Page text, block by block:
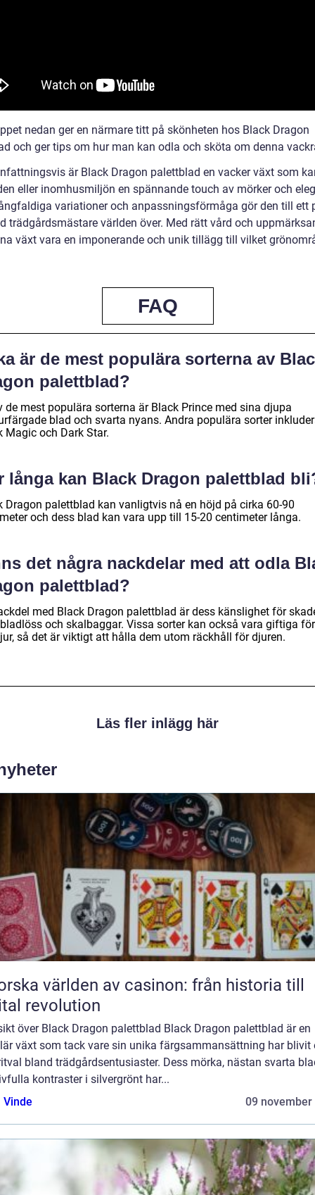
nedan ger en närmare titt på skönheten hos Black Dragon
och ger tips om hur man kan odla och sköta om denna
är Black Dragon palettblad en vacker växt som
eller inomhusmiljön en spännande touch av mörker och
variationer och anpassningsförmåga gör den till ett
trädgårdsmästare världen över. Med rätt vård och
växt vara en imponerande och unik tillägg till vilket
FAQ
är de mest populära sorterna av
palettblad?
de mest populära sorterna är Black Prince med sina djupa
blad och svarta nyans. Andra populära sorter
Magic och Dark Star.
långa kan Black Dragon palettblad
Dragon palettblad kan vanligtvis nå en höjd på cirka 60-90
och dess blad kan vara upp till 15-20 centimeter långa.
det några nackdelar med att odla
palettblad?
med Black Dragon palettblad är dess känslighet för
och skalbaggar. Vissa sorter kan också vara giftiga för
så det är viktigt att hålla dem utom räckhåll för djuren.
Läs fler inlägg här
världen av casinon: från historia till
revolution
över Black Dragon palettblad Black Dragon palettblad är en
växt som tack vare sin unika färgsammansättning har blivit
bland trädgårdsentusiaster. Dess mörka, nästan svarta
kontraster i silvergrönt har...
Vinde
09 november